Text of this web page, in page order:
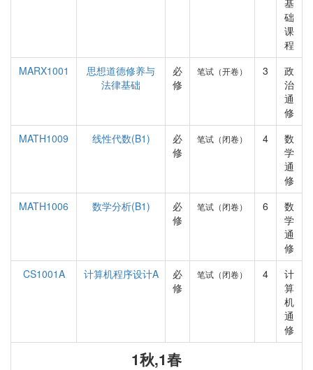
基
础
课
程
MARX1001
思想道德修养与
法律基础
必
修
笔试（开卷） 3
政
治
通
修
MATH1009
线性代数(B1)
必
修
笔试（闭卷） 4
数
学
通
修
MATH1006
数学分析(B1)
必
修
笔试（闭卷） 6
数
学
通
修
CS1001A
计算机程序设计A
必
修
笔试（闭卷） 4
计
算
机
通
修
1秋,1春